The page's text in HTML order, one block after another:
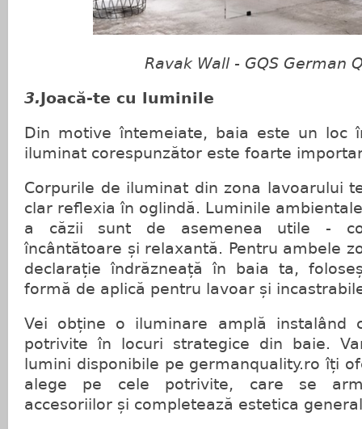
Ravak Wall - GQS German
3. Joacă-te cu luminile
Din motive întemeiate, baia este un loc
iluminat corespunzător este foarte
Corpurile de iluminat din zona lavoarului
clar reflexia în oglindă. Luminile
a căzii sunt de asemenea utile -
încântătoare și relaxantă. Pentru ambele
declarație îndrăzneață în baia ta,
formă de aplică pentru lavoar și
Vei obține o iluminare amplă instalând
potrivite în locuri strategice din baie.
lumini disponibile pe germanquality.ro îți
alege pe cele potrivite, care se
accesoriilor și completează estetica